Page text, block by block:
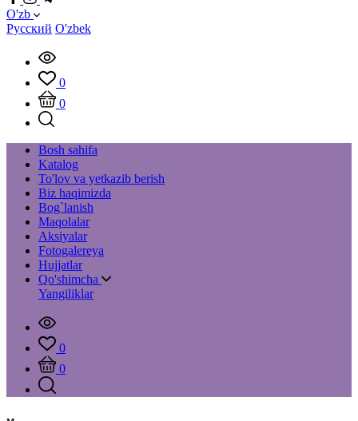
O'zb
Русский O'zbek
0
0
Bosh sahifa
Katalog
To'lov va yetkazib berish
Biz haqimizda
Bog`lanish
Maqolalar
Aksiyalar
Fotogalereya
Hujjatlar
Qo'shimcha
Yangiliklar
0
0